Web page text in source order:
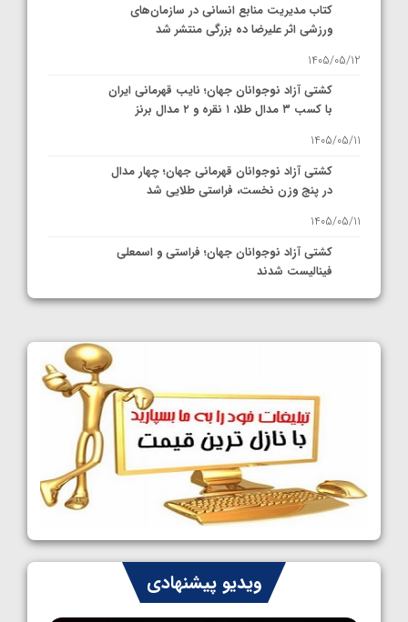
کتاب مدیریت منابع انسانی در سازمان‌های
ورزشی اثر علیرضا ده بزرگی منتشر شد
1405/05/12
کشتی آزاد نوجوانان جهان؛ نایب قهرمانی ایران
با کسب ۳ مدال طلا، ۱ نقره و ۲ مدال برنز
1405/05/11
کشتی آزاد نوجوانان قهرمانی جهان؛ چهار مدال
در پنج وزن نخست، فراستی طلایی شد
1405/05/11
کشتی آزاد نوجوانان جهان؛ فراستی و اسمعلی
فینالیست شدند
1405/05/09
کشتی فرنگی نوجوانان جهان؛ سکوی تیمی
سوم برای ایران
1405/05/07
ایران چشم به راه چهار مدال در پنج وزن دوم
کشتی فرنگی نوجوانان جهان
1405/05/06
کشتی فرنگی نوجوان جهان؛ رضایی تنها طلایی
پنج وزن نخستویدیو پیشنهادی